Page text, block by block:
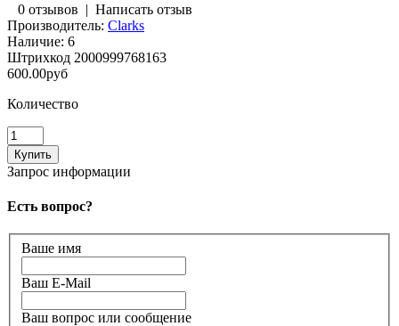
0 отзывов | Написать отзыв
Производитель: Clarks
Наличие: 6
Штрихкод 2000999768163
600.00руб
Количество
Запрос информации
Есть вопрос?
Ваше имя
Ваш E-Mail
Ваш вопрос или сообщение